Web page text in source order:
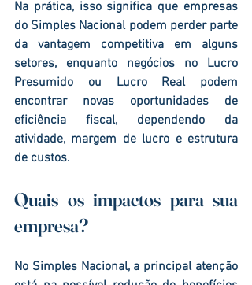
Na prática, isso significa que empresas
do Simples Nacional podem perder parte
da vantagem competitiva em alguns
setores, enquanto negócios no Lucro
Presumido ou Lucro Real podem
encontrar novas oportunidades de
eficiência fiscal, dependendo da
atividade, margem de lucro e estrutura
de custos.
Quais os impactos para sua
empresa?
No Simples Nacional, a principal atenção